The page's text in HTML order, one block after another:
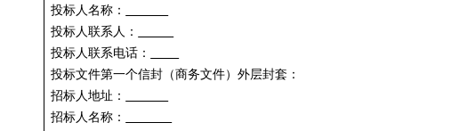
投标人名称：
投标人联系人：
投标人联系电话：
投标文件第一个信封（商务文件）外层封套：
招标人地址：
招标人名称：